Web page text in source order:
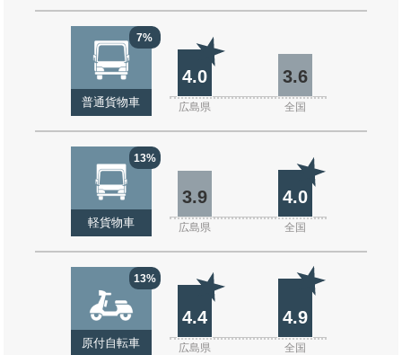
7%
普通貨物車
4.0 3.6
広島県 全国
13%
軽貨物車
3.9 4.0
広島県 全国
13%
原付自転車
4.4 4.9
広島県 全国